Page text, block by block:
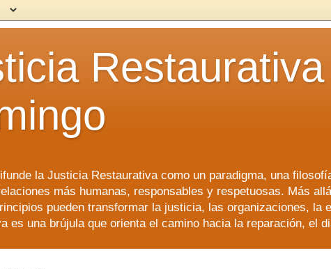
la Justicia Restaurativa como un paradigma, una
más humanas, responsables y respetuosas. Más
pueden transformar la justicia, las organizaciones, la
es una brújula que orienta el camino hacia la reparación, el